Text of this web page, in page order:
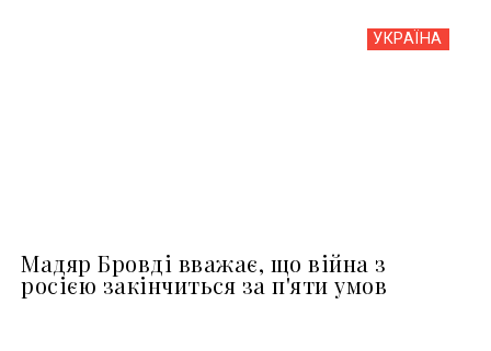
УКРАЇНА
Мадяр Бровді вважає, що війна з
росією закінчиться за п'яти умов